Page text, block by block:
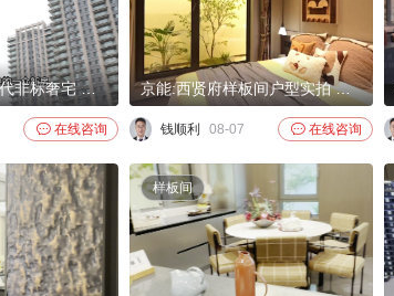
京能:西贤府第四代非标奢宅 高得房 高绿化
 在线咨询
京能:西贤府样板间户型实拍 得房率91%的户型，装修标准很高。期待您来参观。
钱顺利 08-07  在线咨询
样板间